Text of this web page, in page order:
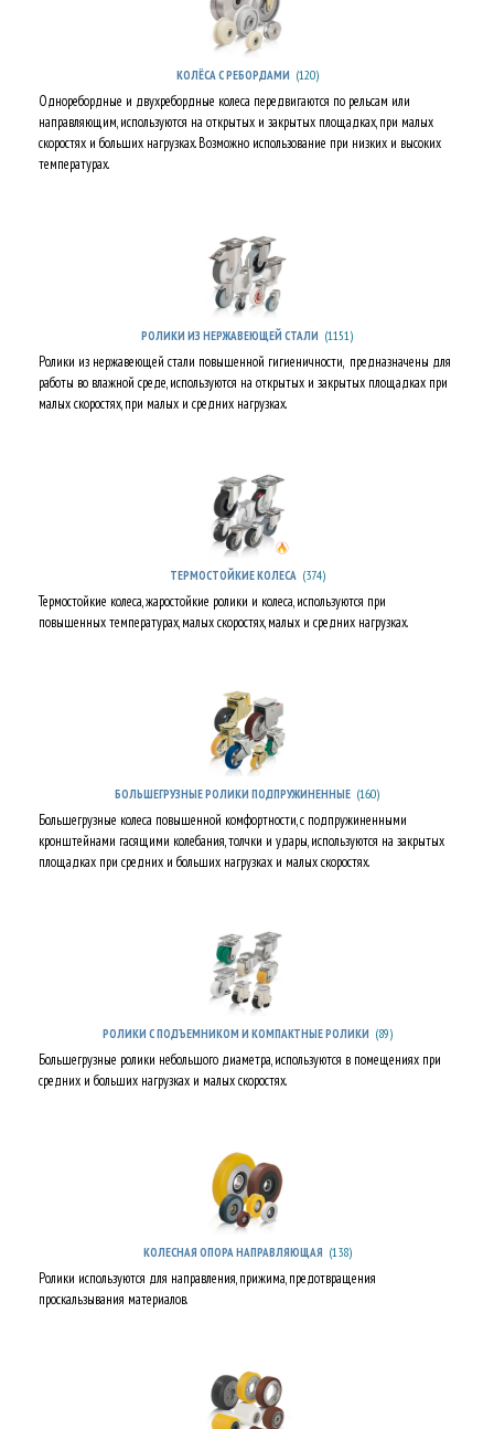
КОЛЁСА С РЕБОРДАМИ (120)
Одноребордные и двухребордные колеса передвигаются по рельсам или
направляющим, используются на открытых и закрытых площадках, при малых
скоростях и больших нагрузках. Возможно использование при низких и высоких
температурах.
РОЛИКИ ИЗ НЕРЖАВЕЮЩЕЙ СТАЛИ (1151)
Ролики из нержавеющей стали повышенной гигиеничности, предназначены для
работы во влажной среде, используются на открытых и закрытых площадках при
малых скоростях, при малых и средних нагрузках.
ТЕРМОСТОЙКИЕ КОЛЕСА (374)
Термостойкие колеса, жаростойкие ролики и колеса, используются при
повышенных температурах, малых скоростях, малых и средних нагрузках.
БОЛЬШЕГРУЗНЫЕ РОЛИКИ ПОДПРУЖИНЕННЫЕ (160)
Большегрузные колеса повышенной комфортности, с подпружиненными
кронштейнами гасящими колебания, толчки и удары, используются на закрытых
площадках при средних и больших нагрузках и малых скоростях.
РОЛИКИ С ПОДЪЕМНИКОМ И КОМПАКТНЫЕ РОЛИКИ (89)
Большегрузные ролики небольшого диаметра, используются в помещениях при
средних и больших нагрузках и малых скоростях.
КОЛЕСНАЯ ОПОРА НАПРАВЛЯЮЩАЯ (138)
Ролики используются для направления, прижима, предотвращения
проскальзывания материалов.